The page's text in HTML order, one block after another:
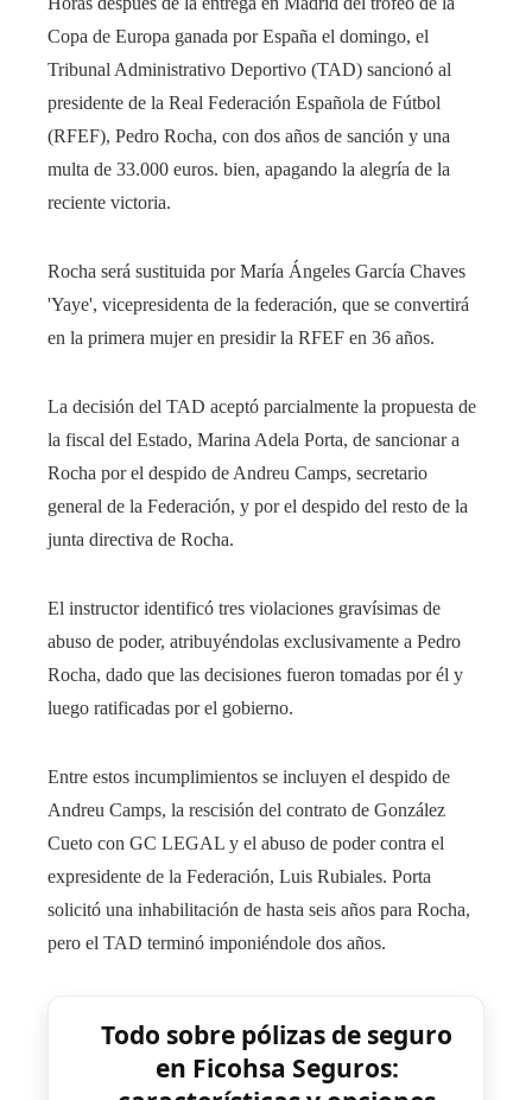
Copa de Europa ganada por España el domingo, el
Tribunal Administrativo Deportivo (TAD) sancionó al
presidente de la Real Federación Española de Fútbol
(RFEF), Pedro Rocha, con dos años de sanción y una
multa de 33.000 euros. bien, apagando la alegría de la
reciente victoria.
Rocha será sustituida por María Ángeles García Chaves
'Yaye', vicepresidenta de la federación, que se convertirá
en la primera mujer en presidir la RFEF en 36 años.
La decisión del TAD aceptó parcialmente la propuesta de
la fiscal del Estado, Marina Adela Porta, de sancionar a
Rocha por el despido de Andreu Camps, secretario
general de la Federación, y por el despido del resto de la
junta directiva de Rocha.
El instructor identificó tres violaciones gravísimas de
abuso de poder, atribuyéndolas exclusivamente a Pedro
Rocha, dado que las decisiones fueron tomadas por él y
luego ratificadas por el gobierno.
Entre estos incumplimientos se incluyen el despido de
Andreu Camps, la rescisión del contrato de González
Cueto con GC LEGAL y el abuso de poder contra el
expresidente de la Federación, Luis Rubiales. Porta
solicitó una inhabilitación de hasta seis años para Rocha,
pero el TAD terminó imponiéndole dos años.
Todo sobre pólizas de seguro
en Ficohsa Seguros: